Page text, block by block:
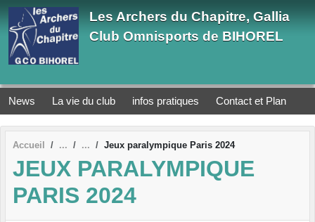
Les Archers du Chapitre, Gallia
Club Omnisports de BIHOREL
News La vie du club infos pratiques Contact et Plan
Accueil Jeux paralympique Paris 2024
JEUX PARALYMPIQUE
PARIS 2024
Panneau de gestion des cookies